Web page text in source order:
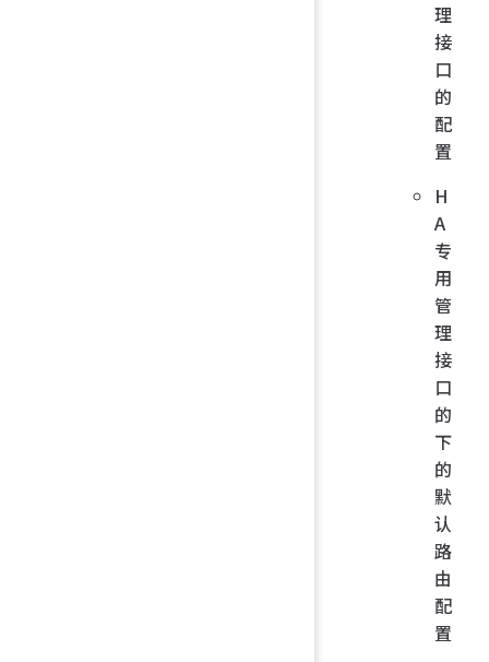
理
接
口
的
配
置
H
A
专
用
管
理
接
口
的
下
的
默
认
路
由
配
置